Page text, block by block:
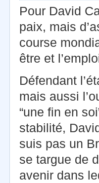
Pour David
paix, mais
course
être et
Défendant
mais aussi
“une fin en
stabilité,
suis pas un
se targue de
avenir dans